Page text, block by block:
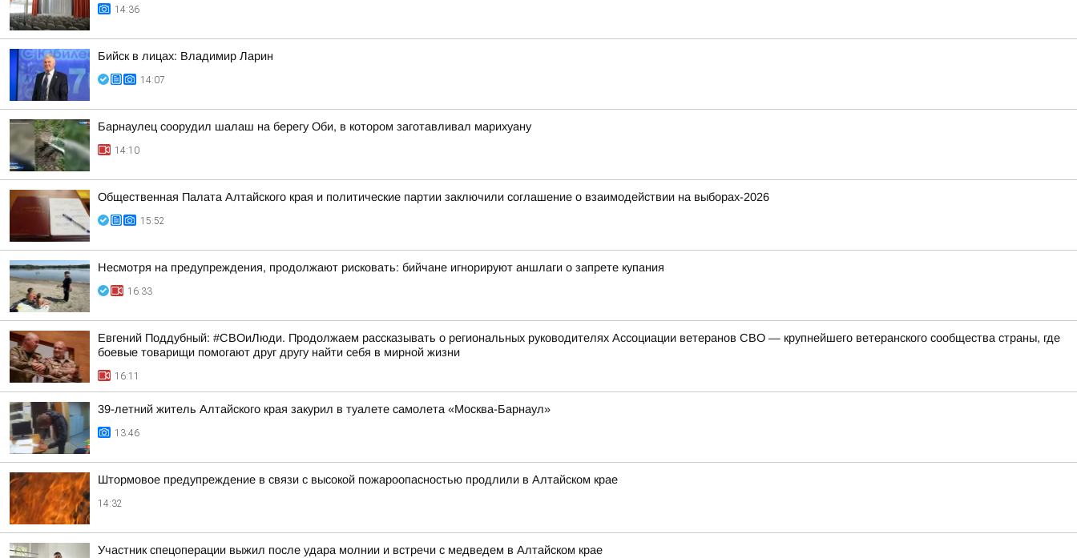
14:36
Бийск в лицах: Владимир Ларин
14:07
Барнаулец соорудил шалаш на берегу Оби, в котором заготавливал марихуану
14:10
Общественная Палата Алтайского края и политические партии заключили соглашение о взаимодействии на выборах-2026
15:52
Несмотря на предупреждения, продолжают рисковать: бийчане игнорируют аншлаги о запрете купания
16:33
Евгений Поддубный: #СВОиЛюди. Продолжаем рассказывать о региональных руководителях Ассоциации ветеранов СВО — крупнейшего ветеранского сообщества страны, где
боевые товарищи помогают друг другу найти себя в мирной жизни
16:11
39-летний житель Алтайского края закурил в туалете самолета «Москва-Барнаул»
13:46
Штормовое предупреждение в связи с высокой пожароопасностью продлили в Алтайском крае
14:32
Участник спецоперации выжил после удара молнии и встречи с медведем в Алтайском крае